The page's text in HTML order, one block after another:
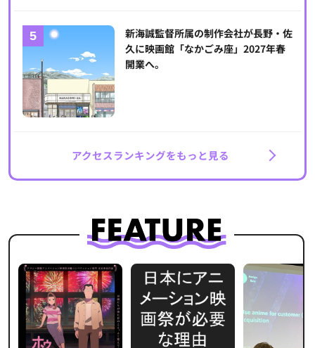
新海誠監督所属の制作会社が長野・佐
久に映画館「なかごみ座」2027年春
開業へ。
アクセスランキングをもっと見る